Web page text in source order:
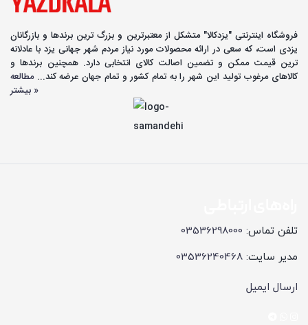
فروشگاه اینترنتی "یزدکالا" متشکل از معتبرترین و بزرگ ترین برندها و بازرگانان
یزدی است، که سعی در ارائه محصولات مورد نیاز مردم شهر جهانی یزد با عادلانه
ترین قیمت ممکن و تضمین اصالت کالای انتخابی دارد. همچنین برندها و
کالاهای مرغوب تولید این شهر را به تمام کشور و تمام جهان عرضه کند...مطالعه
بیشتر »
تلفن تماس: 03536298000
مدیر سایت: 03536240468
ارسال ایمیل